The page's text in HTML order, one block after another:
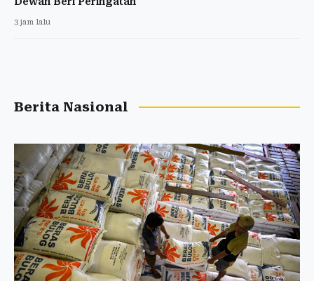
3 jam lalu
Berita Nasional